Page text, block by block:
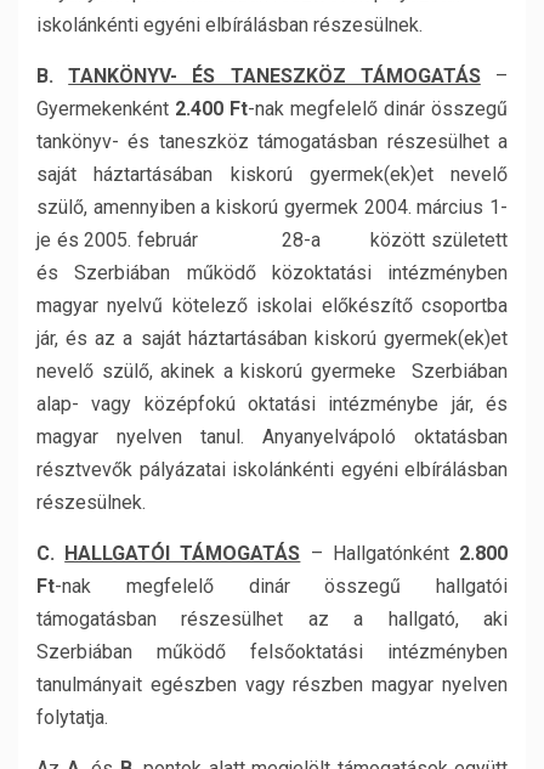
iskolánkénti egyéni elbírálásban részesülnek.
B. TANKÖNYV- ÉS TANESZKÖZ TÁMOGATÁS–
Gyermekenként 2.400 Ft-nak megfelelő dinár összegű
tankönyv- és taneszköz támogatásban részesülhet a
saját háztartásában kiskorú gyermek(ek)et nevelő
szülő, amennyiben a kiskorú gyermek 2004. március 1-
je és 2005. február 28-a között született
és Szerbiában működő közoktatási intézményben
magyar nyelvű kötelező iskolai előkészítő csoportba
jár, és az a saját háztartásában kiskorú gyermek(ek)et
nevelő szülő, akinek a kiskorú gyermeke Szerbiában
alap- vagy középfokú oktatási intézménybe jár, és
magyar nyelven tanul. Anyanyelvápoló oktatásban
résztvevők pályázatai iskolánkénti egyéni elbírálásban
részesülnek.
C. HALLGATÓI TÁMOGATÁS – Hallgatónként 2.800
Ft-nak megfelelő dinár összegű hallgatói
támogatásban részesülhet az a hallgató, aki
Szerbiában működő felsőoktatási intézményben
tanulmányait egészben vagy részben magyar nyelven
folytatja.